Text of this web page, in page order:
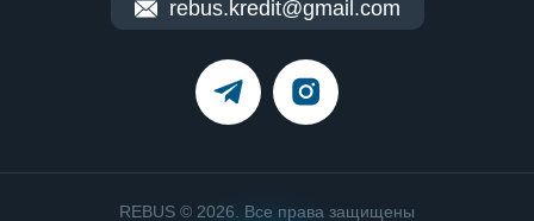
rebus.kredit@gmail.com
REBUS © 2026. Все права защищены